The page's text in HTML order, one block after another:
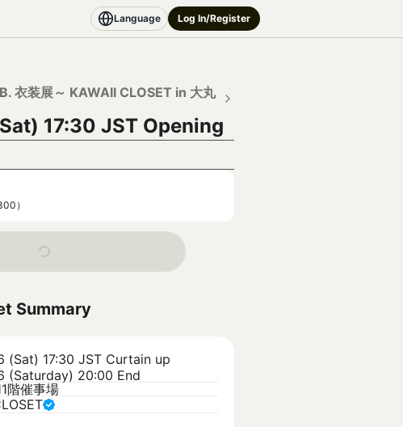
Language Log In/Register
衣装展～ KAWAII CLOSET in 大丸
17:30 JST Opening
）
Summary
(Sat) 17:30 JST Curtain up
(Saturday) 20:00 End
階催事場